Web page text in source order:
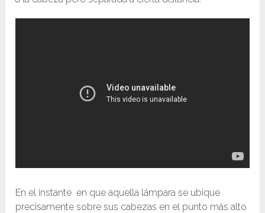
En el instante en que aquella lámpara se ubique
precisamente sobre sus cabezas en el punto más alto